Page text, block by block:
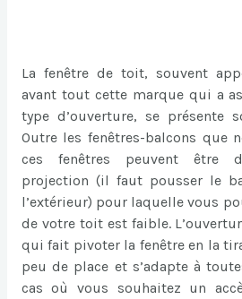
La fenêtre de toit, souvent
avant tout cette marque qui a
type d’ouverture, se présente
Outre les fenêtres-balcons que
ces fenêtres peuvent être
projection (il faut pousser le
l’extérieur) pour laquelle vous
de votre toit est faible.
qui fait pivoter la fenêtre en la
peu de place et s’adapte à
cas où vous souhaitez un